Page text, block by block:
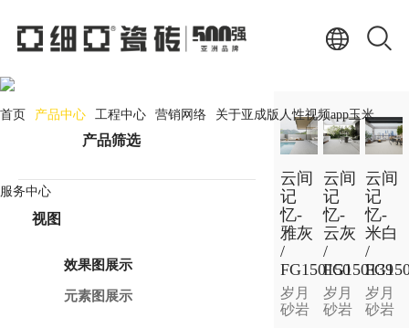
首页 产品中心 工程中心 营销网络 关于亚成版人性视频app玉米
服务中心
PRODUCT CENTER
产品筛选
视图
效果图展示
元素图展示
云间
记
忆-
雅灰
/
FG150150
岁月
砂岩
云间
记
忆-
云灰
/
FG150139
岁月
砂岩
云间
记
忆-
米白
/
岁月
砂岩